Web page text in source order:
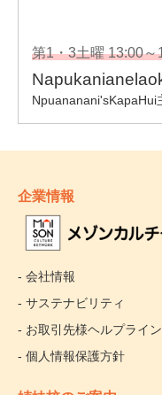
企業情報
- 会社情報
- サステナビリティ
- お取引先様ヘルプライン
- 個人情報保護方針